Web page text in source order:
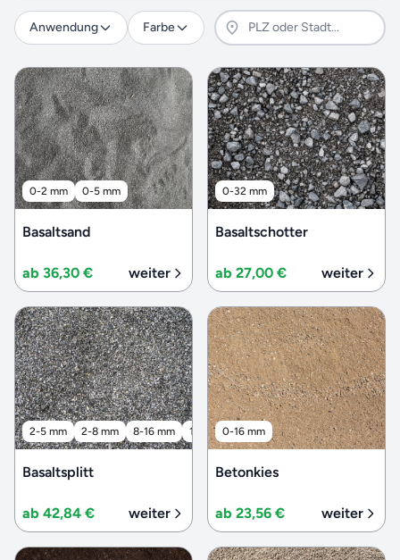
Anwendung Farbe
0-2 mm 0-5 mm
Basaltsand
ab 36,30 € weiter
0-32 mm
Basaltschotter
ab 27,00 € weiter
2-5 mm 2-8 mm 8-16 mm 16-32 mm 32-56 mm
Basaltsplitt
ab 42,84 € weiter
0-16 mm
Betonkies
ab 23,56 € weiter